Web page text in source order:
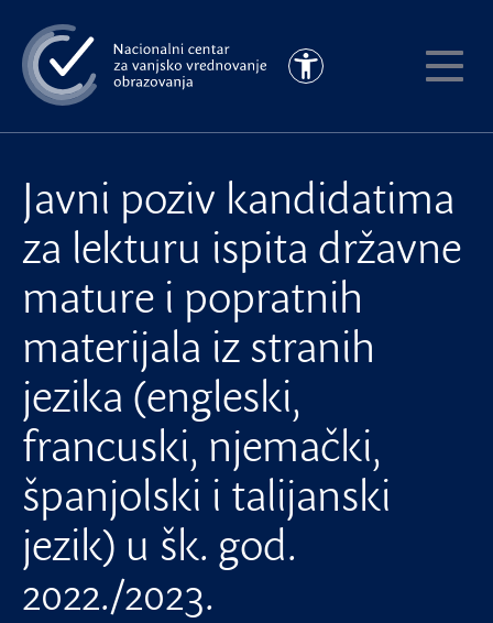
na
glavni
sadržaj
Pristupačnost
Javni poziv kandidatima
za lekturu ispita državne
mature i popratnih
materijala iz stranih
jezika (engleski,
francuski, njemački,
španjolski i talijanski
jezik) u šk. god.
2022./2023.